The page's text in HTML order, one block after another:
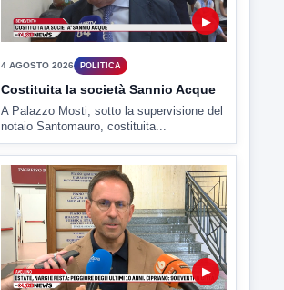
TUTTI I VIDEO
▶
4 AGOSTO 2026 POLITICA
Costituita la società Sannio Acque
A Palazzo Mosti, sotto la supervisione del
notaio Santomauro, costituita...